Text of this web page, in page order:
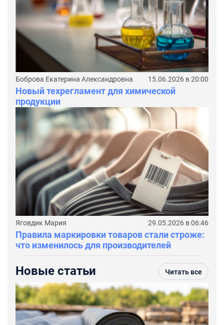
Боброва Екатерина Александровна 15.06.2026 в 20:00
Новый техрегламент для химической
продукции
Яговдик Мария 29.05.2026 в 06:46
Правила маркировки товаров стали строже:
что изменилось для производителей
Новые статьи Читать все